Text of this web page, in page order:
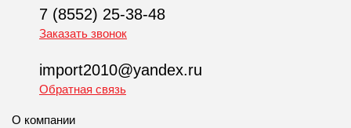
7 (8552) 25-38-48
Заказать звонок
import2010@yandex.ru
Обратная связь
О компании